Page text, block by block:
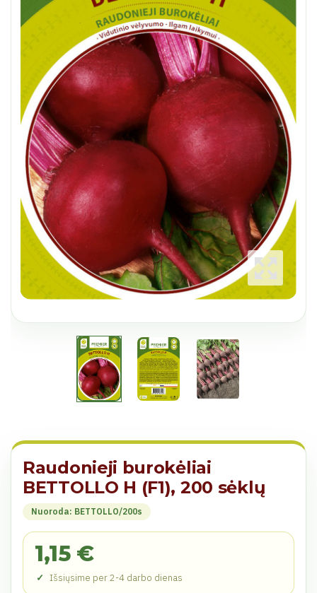
Raudonieji burokėliai
BETTOLLO H (F1), 200 sėklų
Nuoroda: BETTOLLO/200s
1,15 €
Išsiųsime per 2-4 darbo dienas